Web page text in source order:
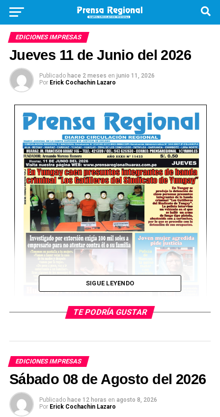
EDICIONES IMPRESAS
Jueves 11 de Junio del 2026
Publicado hace 2 meses en junio 11, 2026
Por Erick Cochachin Lazaro
SIGUE LEYENDO
TE PODRÍA GUSTAR
EDICIONES IMPRESAS
Sábado 08 de Agosto del 2026
Publicado hace 12 horas en agosto 8, 2026
Por Erick Cochachin Lazaro